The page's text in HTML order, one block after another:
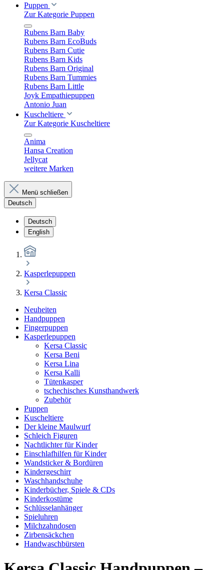
Puppen
Zur Kategorie Puppen
Rubens Barn Baby
Rubens Barn EcoBuds
Rubens Barn Cutie
Rubens Barn Kids
Rubens Barn Original
Rubens Barn Tummies
Rubens Barn Little
Joyk Empathiepuppen
Antonio Juan
Kuscheltiere
Zur Kategorie Kuscheltiere
Anima
Hansa Creation
Jellycat
weitere Marken
Menü schließen
Deutsch
Deutsch
English
Kasperlepuppen
Kersa Classic
Neuheiten
Handpuppen
Fingerpuppen
Kasperlepuppen
Kersa Classic
Kersa Beni
Kersa Lina
Kersa Kalli
Tütenkasper
tschechisches Kunsthandwerk
Zubehör
Puppen
Kuscheltiere
Der kleine Maulwurf
Schleich Figuren
Nachtlichter für Kinder
Einschlafhilfen für Kinder
Wandsticker & Bordüren
Kindergeschirr
Waschhandschuhe
Kinderbücher, Spiele & CDs
Kinderkostüme
Schlüsselanhänger
Spieluhren
Milchzahndosen
Zirbensäckchen
Handwaschbürsten